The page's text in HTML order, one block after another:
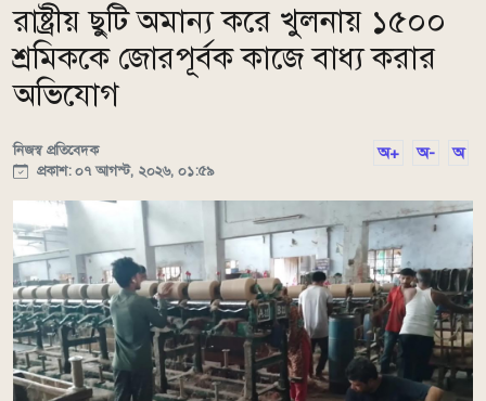
রাষ্ট্রীয় ছুটি অমান্য করে খুলনায় ১৫০০
শ্রমিককে জোরপূর্বক কাজে বাধ্য করার
অভিযোগ
নিজস্ব প্রতিবেদক
প্রকাশ: ০৭ আগস্ট, ২০২৬, ০১:৫৯
অ+ অ- অ